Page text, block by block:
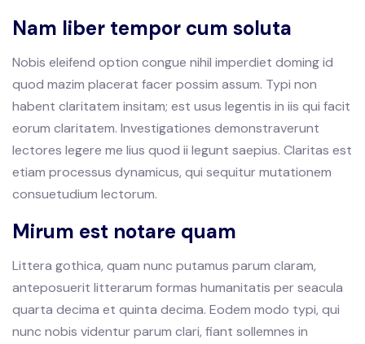
Nam liber tempor cum soluta
Nobis eleifend option congue nihil imperdiet doming id
quod mazim placerat facer possim assum. Typi non
habent claritatem insitam; est usus legentis in iis qui facit
eorum claritatem. Investigationes demonstraverunt
lectores legere me lius quod ii legunt saepius. Claritas est
etiam processus dynamicus, qui sequitur mutationem
consuetudium lectorum.
Mirum est notare quam
Littera gothica, quam nunc putamus parum claram,
anteposuerit litterarum formas humanitatis per seacula
quarta decima et quinta decima. Eodem modo typi, qui
nunc nobis videntur parum clari, fiant sollemnes in